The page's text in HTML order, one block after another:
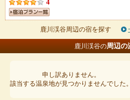
4
鹿川渓谷周辺の宿を探す
鹿川渓谷の周辺の
申し訳ありません。
該当する温泉地が見つかりませんでした。